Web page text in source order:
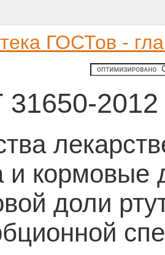
ГОСТов -
2012
и кормовые
доли